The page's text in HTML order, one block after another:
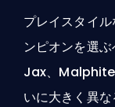
プレイスタイ
ンピオンを選
Jax、Malphite
いに大きく異